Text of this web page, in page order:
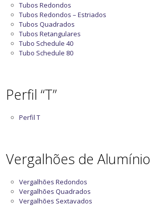
Tubos Redondos
Tubos Redondos – Estriados
Tubos Quadrados
Tubos Retangulares
Tubo Schedule 40
Tubo Schedule 80
Perfil “T”
Perfil T
Vergalhões de Alumínio
Vergalhões Redondos
Vergalhões Quadrados
Vergalhões Sextavados